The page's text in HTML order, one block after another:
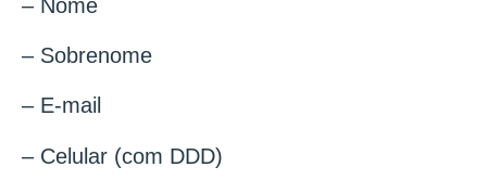
– Nome
– Sobrenome
– E-mail
– Celular (com DDD)